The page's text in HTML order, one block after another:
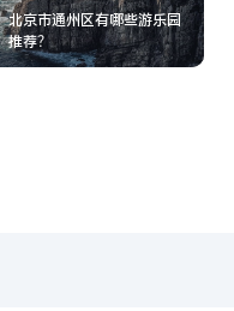
北京市通州区有哪些游乐园
推荐？